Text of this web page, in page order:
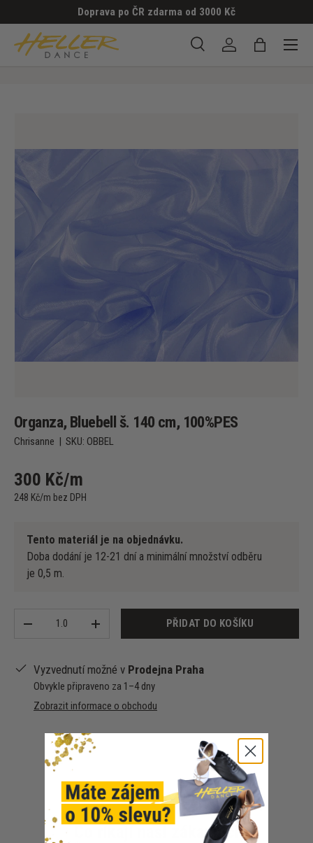
PŘESKOČIT NA OBSAH
Doprava po ČR zdarma od 3000 Kč
HledatPřihlásit se
Taška
Menu
Organza, Bluebell š. 140 cm, 100%PES
Chrisanne | SKU: OBBEL
300 Kč/m
248 Kč/m bez DPH
Tento materiál je na objednávku.
Doba dodání je 12-21 dní a minimální množství odběru
je 0,5 m.
- + PŘIDAT DO KOŠÍKU
Vyzvednutí možné v Prodejna Praha
Obvykle připraveno za 1–4 dny
Zobrazit informace o obchodu
Co říkají naši zákazníci